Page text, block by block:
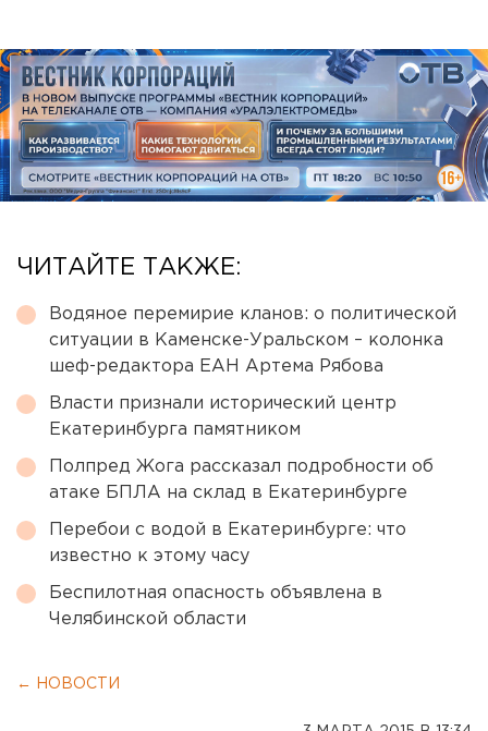
ЧИТАЙТЕ ТАКЖЕ:
Водяное перемирие кланов: о политической
ситуации в Каменске-Уральском – колонка
шеф-редактора ЕАН Артема Рябова
Власти признали исторический центр
Екатеринбурга памятником
Полпред Жога рассказал подробности об
атаке БПЛА на склад в Екатеринбурге
Перебои с водой в Екатеринбурге: что
известно к этому часу
Беспилотная опасность объявлена в
Челябинской области
← НОВОСТИ